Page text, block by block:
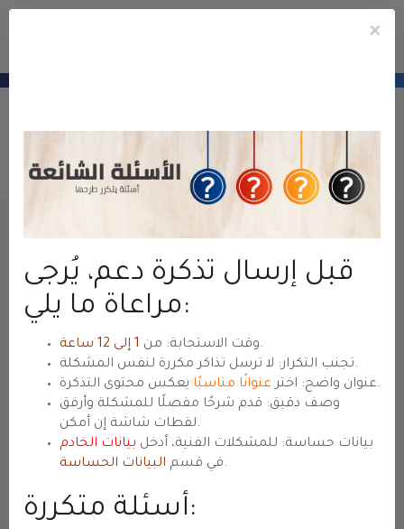
Deschide Tichet
Portal clienți Contul meu
Nume
Adresa e-mail
Subiect
×
قبل إرسال تذكرة دعم، يُرجى
مراعاة ما يلي:
وقت الاستجابة: من 1 إلى 12 ساعة
.
تجنب التكرار: لا ترسل تذاكر مكررة لنفس المشكلة.
عنوان واضح: اختر عنوانًا مناسبًا
يعكس محتوى التذكرة.
وصف دقيق: قدم شرحًا مفصلًا للمشكلة وأرفق
لقطات شاشة إن أمكن.
بيانات حساسة: للمشكلات الفنية، أدخل بيانات الخادم
في قسم البيانات الحساسة .
أسئلة متكررة: